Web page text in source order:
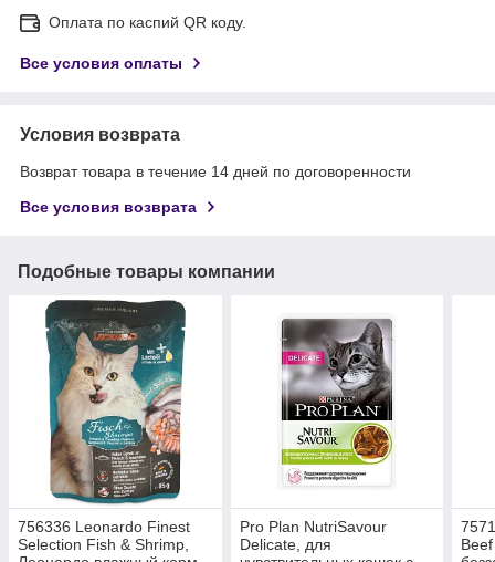
Оплата по каспий QR коду.
Все условия оплаты
Условия возврата
Возврат товара в течение 14 дней по договоренности
Все условия возврата
Подобные товары компании
756336 Leonardo Finest
Selection Fish & Shrimp,
Pro Plan NutriSavour
Delicate, для